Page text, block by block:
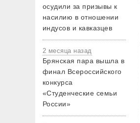
осудили за призывы к
насилию в отношении
индусов и кавказцев
2 месяца назад
Брянская пара вышла в
финал Всероссийского
конкурса
«Студенческие семьи
России»